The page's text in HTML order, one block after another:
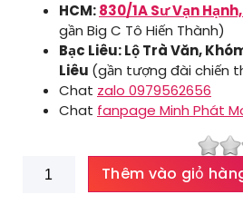
HCM:830/1A Sư Vạn Hạnh,
gần Big C Tô Hiến Thành)
Bạc Liêu: Lộ Trà Văn,
Liêu (gần tượng đài chiến
Chat zalo 0979562656
Chat fanpage Minh Phát
Màn
hình
Thêm vào giỏ